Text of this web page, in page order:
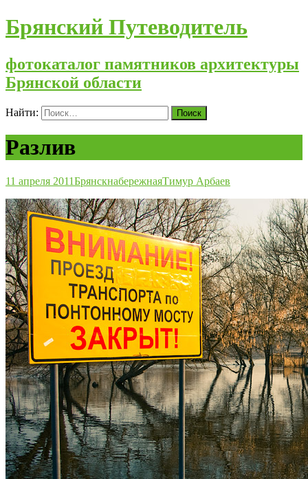
Брянский Путеводитель
фотокаталог памятников архитектуры
Брянской области
Найти:
Разлив
11 апреля 2011БрянскнабережнаяТимур Арбаев